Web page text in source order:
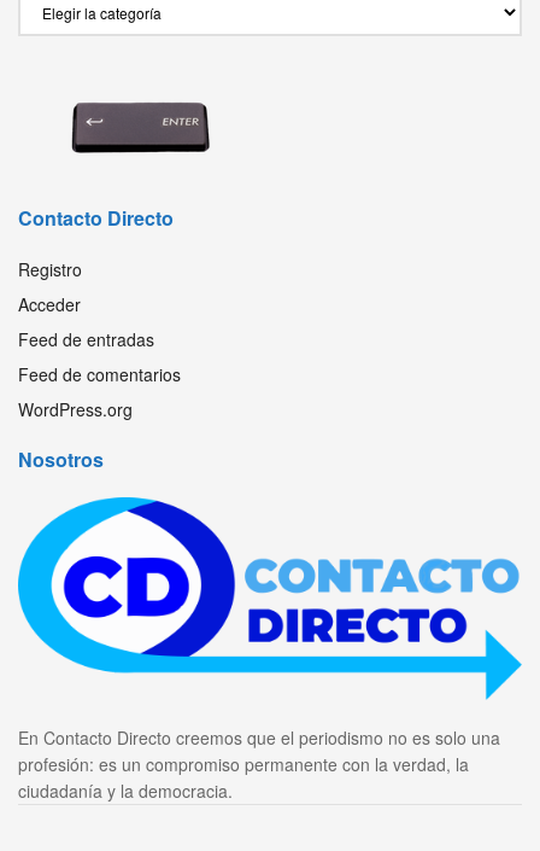
Contacto Directo
Registro
Acceder
Feed de entradas
Feed de comentarios
WordPress.org
Nosotros
En Contacto Directo creemos que el periodismo no es solo una
profesión: es un compromiso permanente con la verdad, la
ciudadanía y la democracia.